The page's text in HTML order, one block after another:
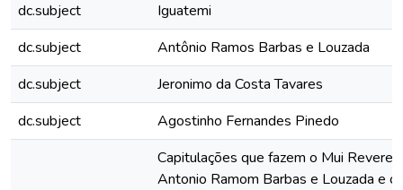
dc.subject
Iguatemi
dc.subject
Antônio Ramos Barbas e Louzada
dc.subject
Jeronimo da Costa Tavares
dc.subject
Agostinho Fernandes Pinedo
Capitulações que fazem o Mui
Antonio Ramom Barbas e Louzada e o